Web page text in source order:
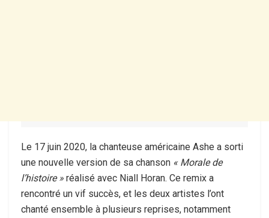
Le 17 juin 2020, la chanteuse américaine Ashe a sorti
une nouvelle version de sa chanson « Morale de
l’histoire » réalisé avec Niall Horan. Ce remix a
rencontré un vif succès, et les deux artistes l’ont
chanté ensemble à plusieurs reprises, notamment